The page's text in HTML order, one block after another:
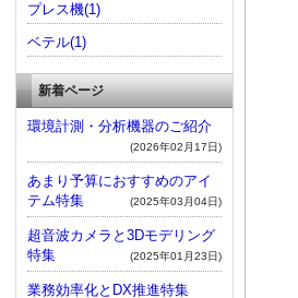
プレス機(1)
ベテル(1)
新着ページ
環境計測・分析機器のご紹介
(2026年02月17日)
あまり予算におすすめのアイ
テム特集
(2025年03月04日)
超音波カメラと3Dモデリング
特集
(2025年01月23日)
業務効率化とDX推進特集